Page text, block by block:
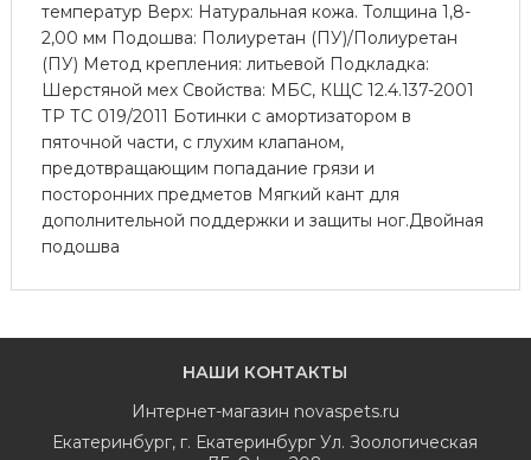
температур Верх: Натуральная кожа. Толщина 1,8-
2,00 мм Подошва: Полиуретан (ПУ)/Полиуретан
(ПУ) Метод крепления: литьевой Подкладка:
Шерстяной мех Свойства: МБС, КЩС 12.4.137-2001
ТР ТС 019/2011 Ботинки с амортизатором в
пяточной части, с глухим клапаном,
предотвращающим попадание грязи и
посторонних предметов Мягкий кант для
дополнительной поддержки и защиты ног.Двойная
подошва
НАШИ КОНТАКТЫ
Интернет-магазин novaspets.ru
Екатеринбург, г. Екатеринбург Ул. Зоологическая